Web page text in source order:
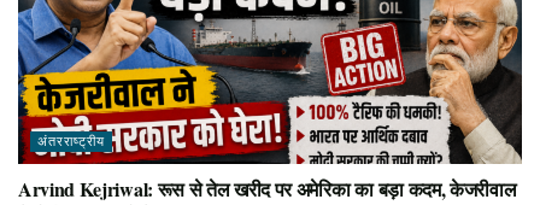
अंतरराष्ट्रीय
Arvind Kejriwal: रूस से तेल खरीद पर अमेरिका का बड़ा कदम, केजरीवाल